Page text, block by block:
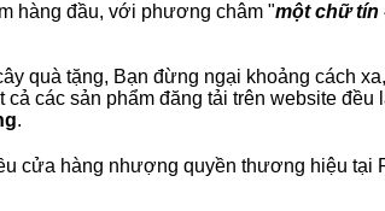
hàng đầu, với phương châm "một chữ tín
quà tặng, Bạn đừng ngại khoảng cách
các sản phẩm đăng tải trên website đều
.
cửa hàng nhượng quyền thương hiệu